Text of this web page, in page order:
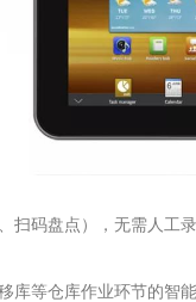
扫码盘点），无需人工
库等仓库作业环节的智